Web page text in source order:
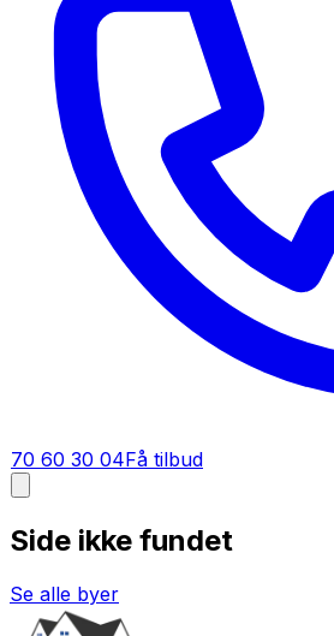
70 60 30 04Få tilbud
Side ikke fundet
Se alle byer